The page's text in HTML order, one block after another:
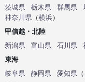
茨城県
栃木県 群馬県
神奈川県 （横浜）
甲信越・北陸
新潟県
富山県 石川県
東海
岐阜県
静岡県 愛知県 （